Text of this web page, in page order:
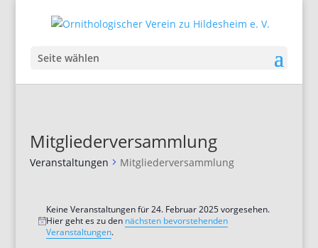
Seite wählen
Mitgliederversammlung
Veranstaltungen Mitgliederversammlung
für
24.
Hinweis
Keine Veranstaltungen für 24. Februar 2025 vorgesehen.
Hier geht es zu den nächsten bevorstehenden
Veranstaltungen.